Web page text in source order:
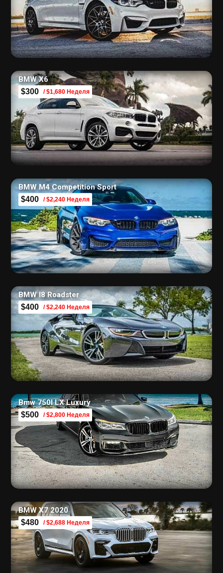
BMW X6
$300 / $1,680 Неделя
BMW M4 Competition Sport
$400 / $2,240 Неделя
BMW I8 Roadster
$400 / $2,240 Неделя
Bmw 750I LX Luxury
$500 / $2,800 Неделя
BMW X7 2020
$480 / $2,688 Неделя